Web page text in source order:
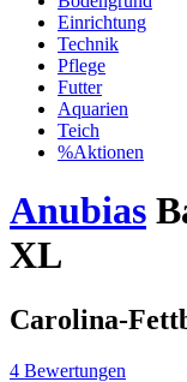
Einrichtung
Technik
Pflege
Futter
Aquarien
Teich
%Aktionen
Anubias
XL
Carolina-
4 Bewertungen